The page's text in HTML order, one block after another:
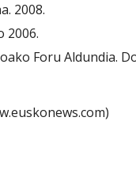
2008.
2006.
Foru Aldundia.